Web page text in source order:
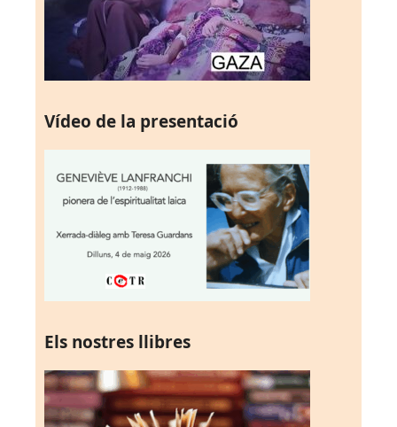
Vídeo de la presentació
Els nostres llibres